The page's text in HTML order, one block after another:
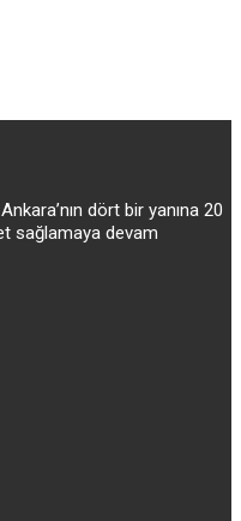
dört bir yanına 20
sağlamaya devam